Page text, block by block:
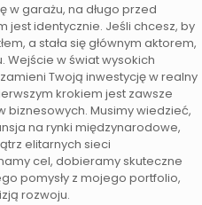
w garażu, na długo przed
jest identycznie. Jeśli chcesz, by
a stała się głównym aktorem,
w świat wysokich
Twoją inwestycję w realny
krokiem jest zawsze
Musimy wiedzieć,
na rynki międzynarodowe,
elitarnych sieci
cel, dobieramy skuteczne
pomysły z mojego portfolio,
rozwoju.